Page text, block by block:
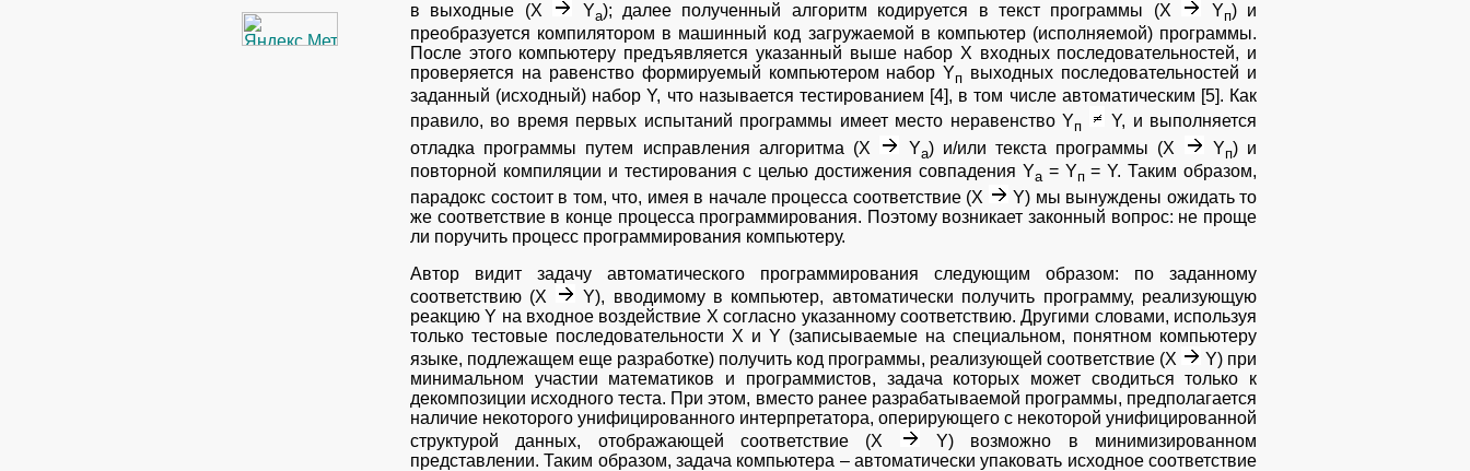
в выходные (X
Ya); далее полученный алгоритм кодируется в текст программы (X Yп) и
преобразуется компилятором в машинный код загружаемой в компьютер (исполняемой) программы.
После этого компьютеру предъявляется указанный выше набор Х входных последовательностей, и
проверяется на равенство формируемый компьютером набор Yп выходных последовательностей и
заданный (исходный) набор Y, что называется тестированием [4], в том числе автоматическим [5]. Как
правило, во время первых испытаний программы имеет место неравенство Yп
Y, и выполняется
отладка программы путем исправления алгоритма (X
Ya) и/или текста программы (X Yп) и
повторной компиляции и тестирования с целью достижения совпадения Ya = Yп= Y. Таким образом,
парадокс состоит в том, что, имея в начале процесса соответствие (Х
Y) мы вынуждены ожидать то
же соответствие в конце процесса программирования. Поэтому возникает законный вопрос: не проще
ли поручить процесс программирования компьютеру.
Автор видит задачу автоматического программирования следующим образом: по заданному
соответствию (Х
Y), вводимому в компьютер, автоматически получить программу, реализующую
реакцию Y на входное воздействие Х согласно указанному соответствию. Другими словами, используя
только тестовые последовательности Х и Y (записываемые на специальном, понятном компьютеру
языке, подлежащем еще разработке) получить код программы, реализующей соответствие (Х
Y) при
минимальном участии математиков и программистов, задача которых может сводиться только к
декомпозиции исходного теста. При этом, вместо ранее разрабатываемой программы, предполагается
наличие некоторого унифицированного интерпретатора, оперирующего с некоторой унифицированной
структурой данных, отображающей соответствие (Х
Y) возможно в минимизированном
представлении. Таким образом, задача компьютера – автоматически упаковать исходное соответствие